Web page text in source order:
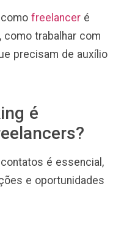
freelancer é
como trabalhar com
precisam de auxílio
é
é essencial,
e oportunidades